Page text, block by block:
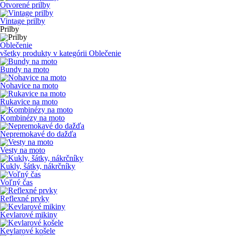
Otvorené prilby
Vintage prilby
Prilby
Oblečenie
všetky produkty v kategórii Oblečenie
Bundy na moto
Nohavice na moto
Rukavice na moto
Kombinézy na moto
Nepremokavé do dažďa
Vesty na moto
Kukly, šátky, nákrčníky
Voľný čas
Reflexné prvky
Kevlarové mikiny
Kevlarové košele